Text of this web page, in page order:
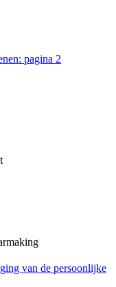
pagina 2
van de persoonlijke